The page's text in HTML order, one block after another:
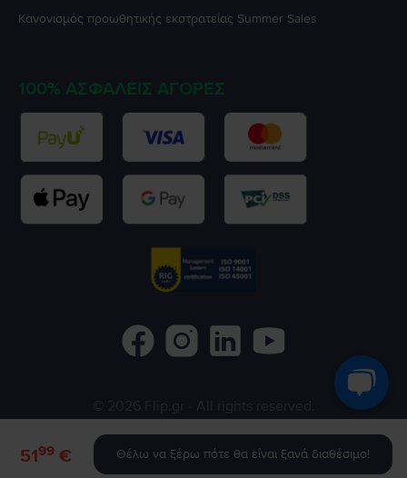
5199 € Θέλω να ξέρω πότε θα είναι ξανά διαθέσιμο!
Κανονισμός προωθητικής εκστρατείας Summer Sales
100% ΑΣΦΑΛΕΊΣ ΑΓΟΡΈΣ